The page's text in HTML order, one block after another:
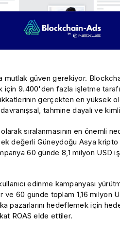
mutlak güven gerekiyor.
için 9.400'den fazla işletme
gerçekten en yüksek
davranışsal, tahmine dayalı ve
sıralanmasının en önemli
değerli Güneydoğu Asya kripto
60 günde 8,1 milyon USD
edinme kampanyası
ve 60 günde toplam 1,16 milyon
pazarlarını hedeflemek için
ROAS elde ettiler.